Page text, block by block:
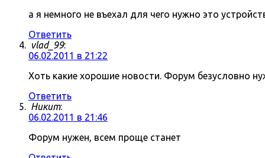
а я немного не въехал для чего нужно это
Ответить
vlad_99:
06.02.2011 в 21:22
Хоть какие хорошие новости. Форум безусловно
Ответить
Никит:
06.02.2011 в 21:46
Форум нужен, всем проще станет